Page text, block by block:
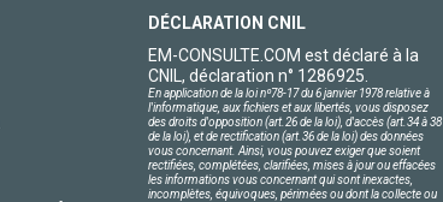
DÉCLARATION CNIL
EM-CONSULTE.COM est déclaré à la
CNIL, déclaration n° 1286925.
En application de la loi nº78-17 du 6 janvier 1978 relative à
l'informatique, aux fichiers et aux libertés, vous disposez
des droits d'opposition (art.26 de la loi), d'accès (art.34 à 38
de la loi), et de rectification (art.36 de la loi) des données
vous concernant. Ainsi, vous pouvez exiger que soient
rectifiées, complétées, clarifiées, mises à jour ou effacées
les informations vous concernant qui sont inexactes,
incomplètes, équivoques, périmées ou dont la collecte ou